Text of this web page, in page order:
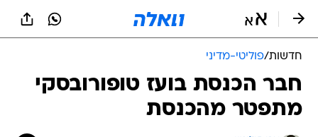
חדשות/פוליטי-מדיני
חבר הכנסת בועז טופורובסקי
מתפטר מהכנסת